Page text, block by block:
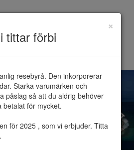
tittar förbi
×
resebyrå. Den inkorporerar
Starka varumärken och
påslag så att du aldrig behöver
betalat för mycket.
för 2025 , som vi erbjuder. Titta